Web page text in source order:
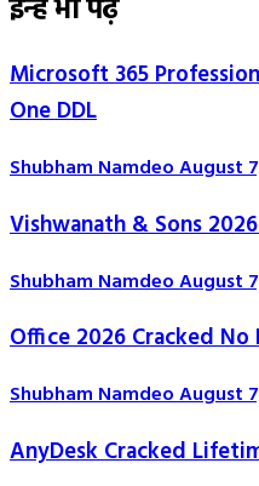
इन्हें भी पढ़े
Microsoft 365
One DDL
Shubham NamdeoAugust
Vishwanath & Sons
Shubham NamdeoAugust
Office 2026 Cracked No
Shubham NamdeoAugust
AnyDesk Cracked